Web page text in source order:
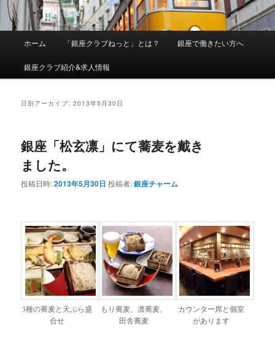
メインコンテンツへ移動
サブコンテンツへ移動
ホーム 「銀座クラブねっと」とは？ 銀座で働きたい方へ
銀座クラブ紹介&求人情報
日別アーカイブ:2013年5月30日
銀座「松玄凛」にて蕎麦を戴き
ました。
投稿日時:2013年5月30日 投稿者:銀座チャーム
3種の蕎麦と天ぷら盛
合せ
もり蕎麦、凛蕎麦、
田舎蕎麦
カウンター席と個室
があります